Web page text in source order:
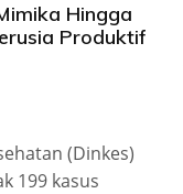
Hingga
Produktif
(Dinkes)
199 kasus